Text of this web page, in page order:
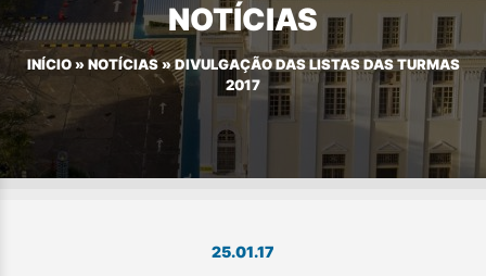
NOTÍCIAS
INÍCIO» NOTÍCIAS»DIVULGAÇÃO DAS LISTAS DAS TURMAS
2017
25.01.17